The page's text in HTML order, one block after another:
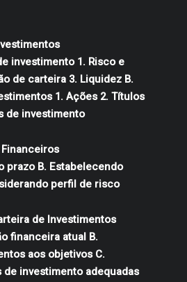
investimento 1. Risco e
de carteira 3. Liquidez B.
1. Ações 2. Títulos
de investimento
prazo B. Estabelecendo
perfil de risco
de Investimentos
financeira atual B.
aos objetivos C.
investimento adequadas